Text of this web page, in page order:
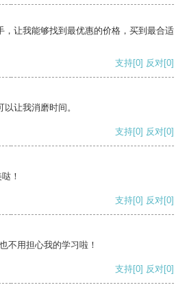
，让我能够找到最优惠的价格，买到最合适
支持[0] 反对[0]
让我消磨时间。
支持[0] 反对[0]
！
支持[0] 反对[0]
不用担心我的学习啦！
支持[0] 反对[0]